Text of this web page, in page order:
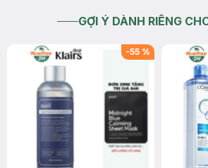
GỢI Ý DÀNH RIÊNG
-55 %